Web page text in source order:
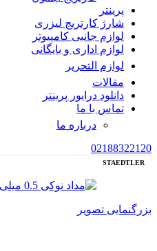
پرینتر
شارژ کارتریج لیزری
لوازم جانبی کامپیوتر
لوازم اداری و بایگانی
لوازم التحریر
مقالات
دانلود درایور پرینتر
تماس با ما
درباره ما
02188322120
STAEDTLER
بزرگنمایی تصویر